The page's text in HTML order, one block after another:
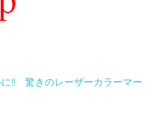
!! 驚きのレーザーカラーマー